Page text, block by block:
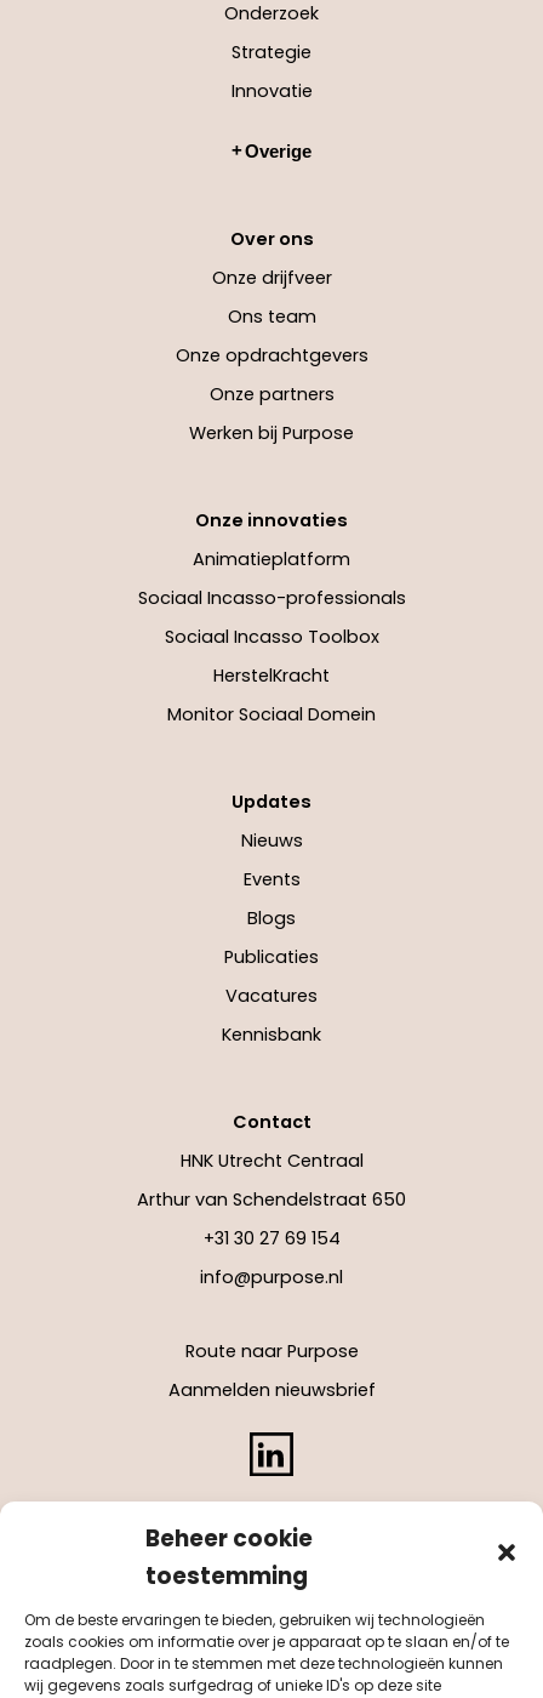
Beheer cookie
toestemming
Om de beste ervaringen te bieden, gebruiken wij technologieën
zoals cookies om informatie over je apparaat op te slaan en/of te
raadplegen. Door in te stemmen met deze technologieën kunnen
wij gegevens zoals surfgedrag of unieke ID's op deze site
Onderzoek
Strategie
Innovatie
Overige
Over ons
Onze drijfveer
Ons team
Onze opdrachtgevers
Onze partners
Werken bij Purpose
Onze innovaties
Animatieplatform
Sociaal Incasso-professionals
Sociaal Incasso Toolbox
HerstelKracht
Monitor Sociaal Domein
Updates
Nieuws
Events
Blogs
Publicaties
Vacatures
Kennisbank
Contact
HNK Utrecht Centraal
Arthur van Schendelstraat 650
+31 30 27 69 154
info@purpose.nl
Route naar Purpose
Aanmelden nieuwsbrief